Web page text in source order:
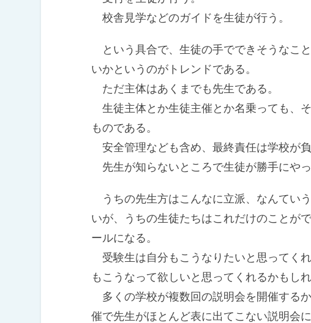
校舎見学などのガイドを生徒が行う。
という具合で、生徒の手でできそうなこ
いかというのがトレンドである。
ただ主体はあくまでも先生である。
生徒主体とか生徒主催とか名乗っても、
ものである。
安全管理なども含め、最終責任は学校が負
先生が知らないところで生徒が勝手にやっ
うちの先生方はこんなに立派、なんてい
いが、うちの生徒たちはこれだけのことが
ールになる。
受験生は自分もこうなりたいと思ってく
もこうなって欲しいと思ってくれるかもしれ
多くの学校が複数回の説明会を開催する
催で先生がほとんど表に出てこない説明会